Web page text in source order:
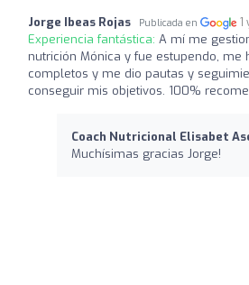
Jorge Ibeas Rojas Publicada en 1
Experiencia fantástica: A mí me
nutrición Mónica y fue estupendo, me
completos y me dio pautas y
conseguir mis objetivos. 100%
Coach Nutricional Elisabet
Muchísimas gracias Jorge!